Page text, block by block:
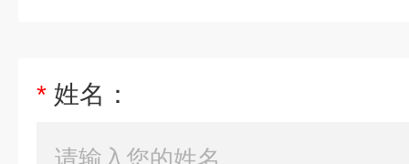
* 姓名：